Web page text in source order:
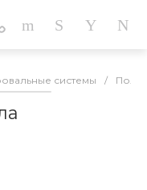
системы /